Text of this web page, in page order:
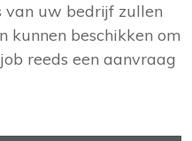
van uw bedrijf zullen
kunnen beschikken om
reeds een aanvraag